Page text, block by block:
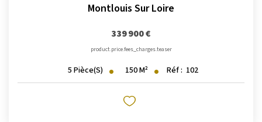
Montlouis Sur Loire
339 900 €
product.price.fees_charges.teaser
5 Pièce(s) 150M² Réf : 102